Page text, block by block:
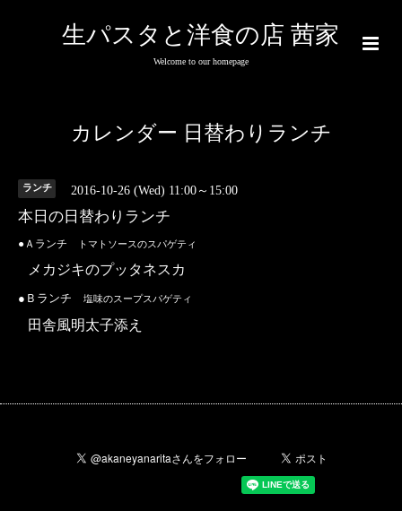
生パスタと洋食の店 茜家
Welcome to our homepage
カレンダー 日替わりランチ
ランチ 2016-10-26 (Wed) 11:00～15:00
本日の日替わりランチ
●Ａランチ トマトソースのスパゲティ
メカジキのプッタネスカ
●Ｂランチ 塩味のスープスパゲティ
田舎風明太子添え